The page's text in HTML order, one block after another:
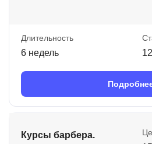
Длительность
6 недель
Курсы барбера.